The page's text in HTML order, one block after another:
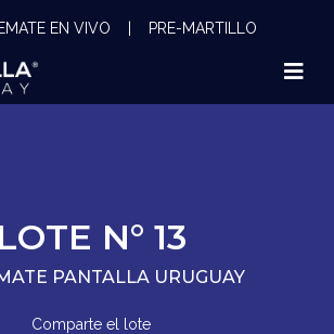
EN VIVO PRE-MARTILLO
LOTE N° 13
PANTALLA URUGUAY
Comparte el lote